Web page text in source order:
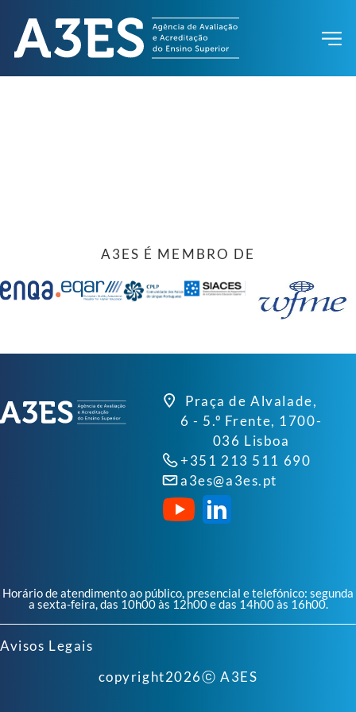
A3ES É MEMBRO DE
Praça de Alvalade,
6 - 5.º Frente, 1700-
036 Lisboa
+351 213 511 690
a3es@a3es.pt
Horário de atendimento ao público, presencial e telefónico: segunda
a sexta-feira, das 10h00 às 12h00 e das 14h00 às 16h00.
Avisos Legais
copyright2026ⓒ A3ES